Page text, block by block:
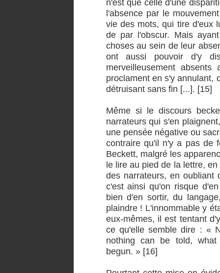
n'est que celle d'une
l'absence par le
vie des mots, qui tire d'eux
de par l'obscur. Mais
choses au sein de leur
ont aussi pouvoir d'y
merveilleusement
proclament en s'y annulant,
détruisant sans fin [...]. [15]
Même si le discours
narrateurs qui s'en
une pensée négative ou
contraire qu'il n'y a pas de
Beckett, malgré les
le lire au pied de la lettre,
des narrateurs, en oubliant
c'est ainsi qu'on risque
bien d'en sortir, du
plaindre ! L'innommable y
eux-mêmes, il est tentant
ce qu'elle semble dire : «
nothing can be told,
begun. » [16]